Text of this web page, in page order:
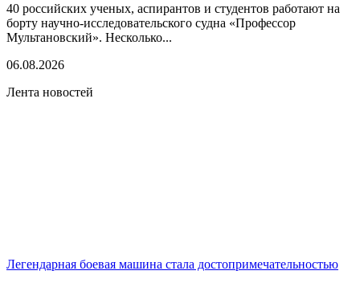
40 российских ученых, аспирантов и студентов работают на
борту научно-исследовательского судна «Профессор
Мультановский». Несколько...
06.08.2026
Лента новостей
Легендарная боевая машина стала достопримечательностью